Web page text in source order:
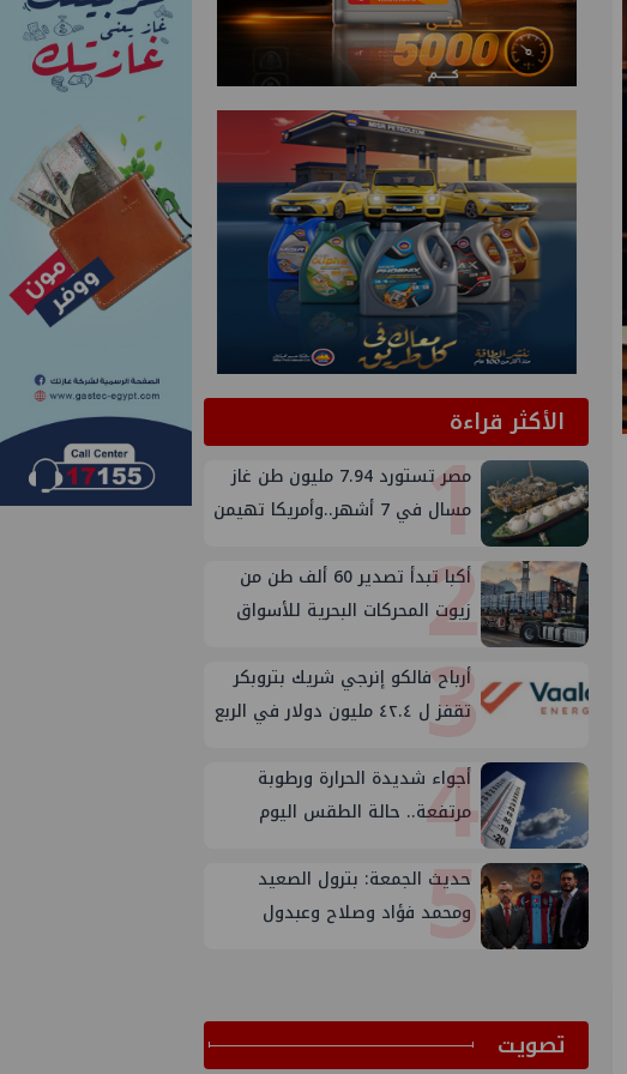
الأكثر قراءة
1
مصر تستورد 7.94 مليون طن غاز
مسال في 7 أشهر..وأمريكا تهيمن
2
أكبا تبدأ تصدير 60 ألف طن من
زيوت المحركات البحرية للأسواق
3
أرباح فالكو إنرجي شريك بتروبكر
تقفز ل ٤٢.٤ مليون دولار في الربع
4
أجواء شديدة الحرارة ورطوبة
مرتفعة.. حالة الطقس اليوم
5
حديث الجمعة: بترول الصعيد
ومحمد فؤاد وصلاح وعبدول
ﺗﺼﻮﻳﺖ